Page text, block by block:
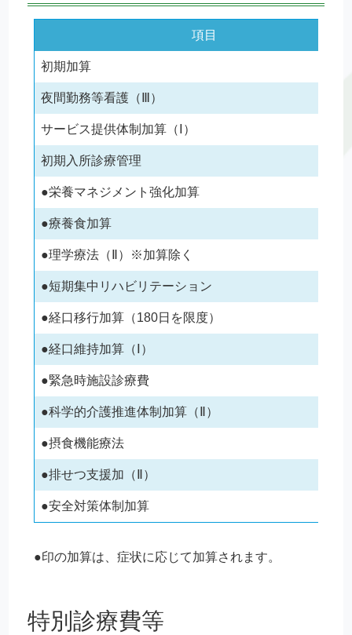
項目
初期加算
夜間勤務等看護（Ⅲ）
サービス提供体制加算（Ⅰ）
初期入所診療管理
●栄養マネジメント強化加算
●療養食加算
●理学療法（Ⅱ）※加算除く
●短期集中リハビリテーション
●経口移行加算（180日を限度）
●経口維持加算（Ⅰ）
●緊急時施設診療費
●科学的介護推進体制加算（Ⅱ）
●摂食機能療法
●排せつ支援加（Ⅱ）
●安全対策体制加算
●印の加算は、症状に応じて加算されます。
特別診療費等